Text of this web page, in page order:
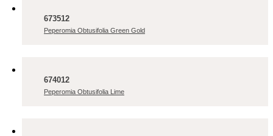
673512
Peperomia Obtusifolia Green Gold
674012
Peperomia Obtusifolia Lime